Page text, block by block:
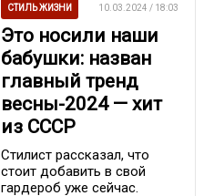
СТИЛЬ ЖИЗНИ 10.03.2024 / 18:03
Это носили наши
бабушки: назван
главный тренд
весны-2024 — хит
из СССР
Стилист рассказал, что
стоит добавить в свой
гардероб уже сейчас.